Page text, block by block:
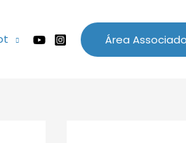
Área Associado